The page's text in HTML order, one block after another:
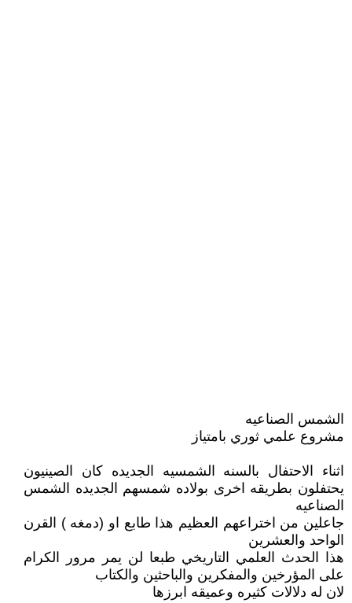
الشمس الصناعيه
مشروع علمي ثوري بامتياز
اثناء الاحتفال بالسنه الشمسيه الجديده كان الصينيون
يحتفلون بطريقه اخرى بولاده شمسهم الجديده الشمس
الصناعيه
جاعلين من اختراعهم العظيم هذا طابع او (دمغه ) القرن
الواحد والعشرين
هذا الحدث العلمي التاريخي طبعا لن يمر مرور الكرام
على المؤرخين والمفكرين والباحثين والكتاب
لان له دلالات كثيره وعميقه ابرزها